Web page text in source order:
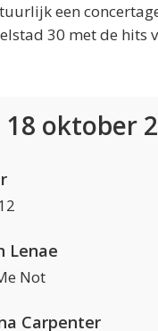
een
30 met de hits
18 oktober
Lenae
Not
Carpenter